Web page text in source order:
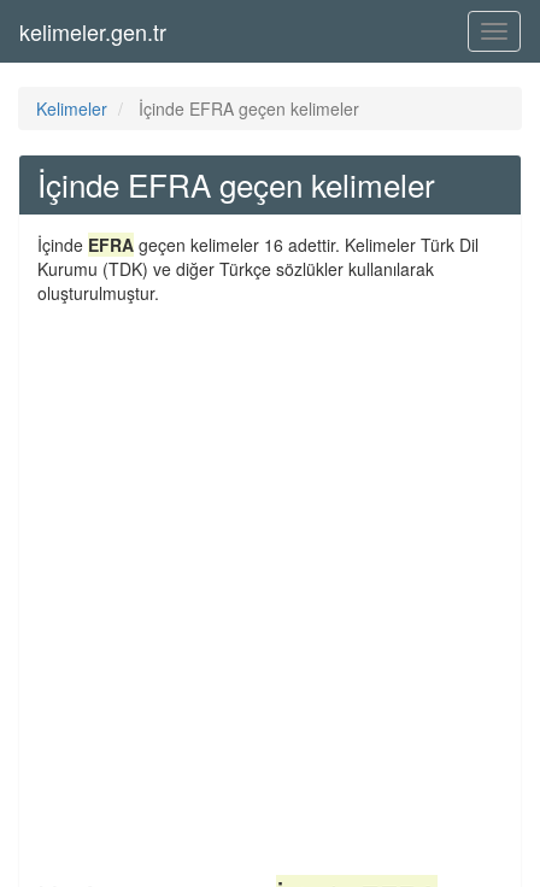
Menü
kelimeler.gen.tr
Kelimeler İçinde EFRA geçen kelimeler
İçinde EFRA geçen kelimeler
İçinde EFRA geçen kelimeler 16 adettir. Kelimeler Türk Dil
Kurumu (TDK) ve diğer Türkçe sözlükler kullanılarak
oluşturulmuştur.